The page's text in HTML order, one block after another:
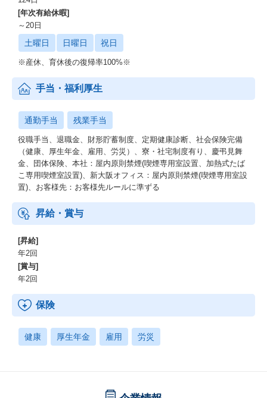
ますので、
最新のAIエージェントを操作いただくことも可能です。
人財の創造を重視するAKKODiSの企業理念に基づき、
[年次有給休暇]
～20日
土曜日 日曜日 祝日
※産休、育休後の復帰率100%※
手当・福利厚生
通勤手当 残業手当
役職手当、退職金、財形貯蓄制度、定期健康診断、社会保険完備
（健康、厚生年金、雇用、労災）、寮・社宅制度有り、慶弔見舞
金、団体保険、本社：屋内原則禁煙(喫煙専用室設置、加熱式たば
こ専用喫煙室設置)、新大阪オフィス：屋内原則禁煙(喫煙専用室設
置)、お客様先：お客様先ルールに準ずる
昇給・賞与
[昇給]
年2回
[賞与]
年2回
保険
健康 厚生年金 雇用 労災